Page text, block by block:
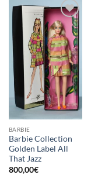
Ajouter
à la liste
d'envies
BARBIE
Barbie Collection
Golden Label All
That Jazz
800,00€